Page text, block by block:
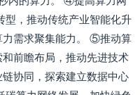
型，推动传统产业智能化升
力需求聚集能力。 ⑤推动算
前瞻布局，推动先进技术
协同，探索建立数据中心